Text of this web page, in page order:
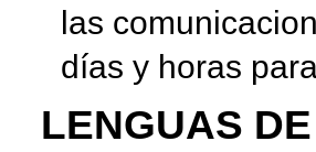
las
días y horas
LENGUAS